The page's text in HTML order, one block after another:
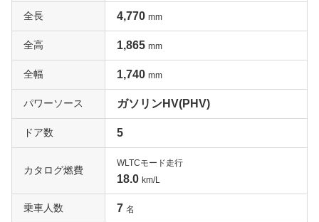
全長 4,770 mm
全高 1,865 mm
全幅 1,740 mm
パワーソース ガソリンHV(PHV)
ドア数 5
カタログ燃費
WLTCモード走行
18.0 km/L
乗車人数 7 名